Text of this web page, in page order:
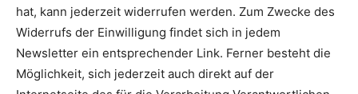
hat, kann jederzeit widerrufen werden. Zum Zwecke des
Widerrufs der Einwilligung findet sich in jedem
Newsletter ein entsprechender Link. Ferner besteht die
Möglichkeit, sich jederzeit auch direkt auf der